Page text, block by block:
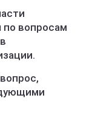
по вопросам